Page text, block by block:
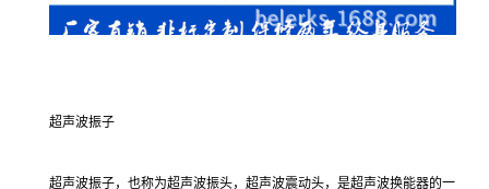
超声波振子
超声波振子，也称为超声波振头，超声波震动头，是超声波换能器的一